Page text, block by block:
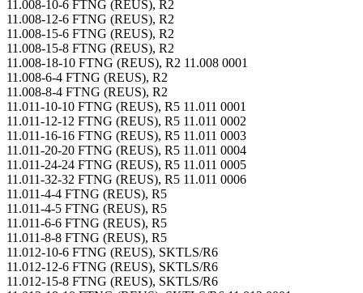
11.008-10-6 FTNG (REUS), R2
11.008-12-6 FTNG (REUS), R2
11.008-15-6 FTNG (REUS), R2
11.008-15-8 FTNG (REUS), R2
11.008-18-10 FTNG (REUS), R2 11.008 0001
11.008-6-4 FTNG (REUS), R2
11.008-8-4 FTNG (REUS), R2
11.011-10-10 FTNG (REUS), R5 11.011 0001
11.011-12-12 FTNG (REUS), R5 11.011 0002
11.011-16-16 FTNG (REUS), R5 11.011 0003
11.011-20-20 FTNG (REUS), R5 11.011 0004
11.011-24-24 FTNG (REUS), R5 11.011 0005
11.011-32-32 FTNG (REUS), R5 11.011 0006
11.011-4-4 FTNG (REUS), R5
11.011-4-5 FTNG (REUS), R5
11.011-6-6 FTNG (REUS), R5
11.011-8-8 FTNG (REUS), R5
11.012-10-6 FTNG (REUS), SKTLS/R6
11.012-12-6 FTNG (REUS), SKTLS/R6
11.012-15-8 FTNG (REUS), SKTLS/R6